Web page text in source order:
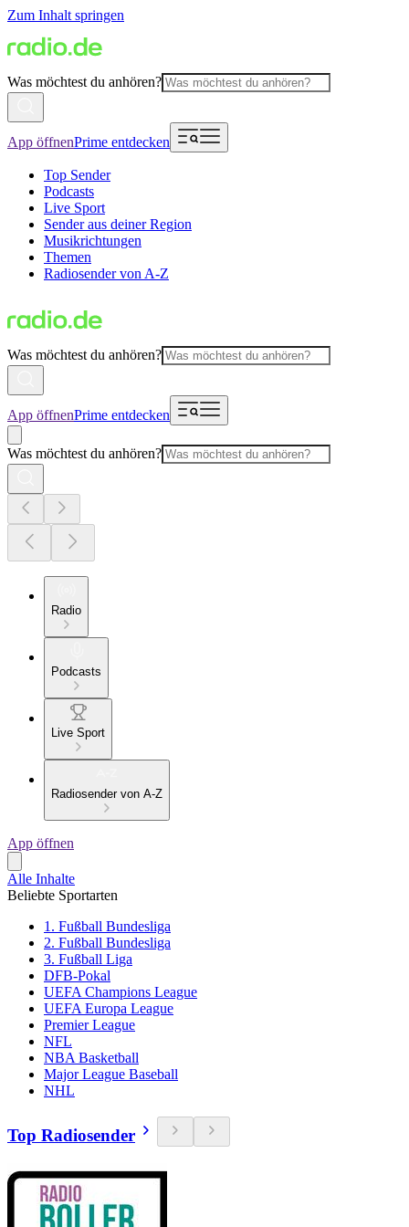
Zum Inhalt springen
Was möchtest du anhören?
App öffnenPrime entdecken
Top Sender
Podcasts
Live Sport
Sender aus deiner Region
Musikrichtungen
Themen
Radiosender von A-Z
Was möchtest du anhören?
App öffnenPrime entdecken
Was möchtest du anhören?
Radio
Podcasts
Live Sport
Radiosender von A-Z
App öffnen
Alle Inhalte
Beliebte Sportarten
1. Fußball Bundesliga
2. Fußball Bundesliga
3. Fußball Liga
DFB-Pokal
UEFA Champions League
UEFA Europa League
Premier League
NFL
NBA Basketball
Major League Baseball
NHL
Top Radiosender